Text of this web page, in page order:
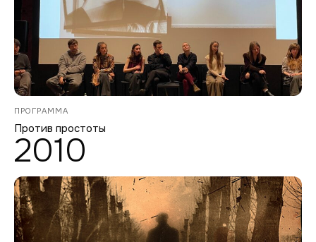
ПРОГРАММА
Против простоты
2010